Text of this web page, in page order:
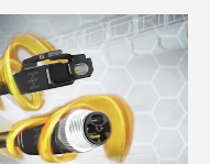
Pair Ethernet (SPE)